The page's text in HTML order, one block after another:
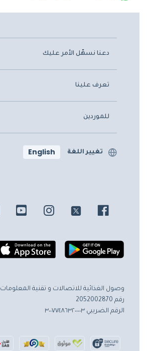
دعنا نسهّل الأمر عليك
تعرف علينا
للموردين
تغيير اللغة English
وصول الغذائية للاتصالات و تقنية المعلومات
رقم 2052002870
الرقم الضريبي ٣٠٠٧٧٤٨٦٣٢٠٠٠٠٣